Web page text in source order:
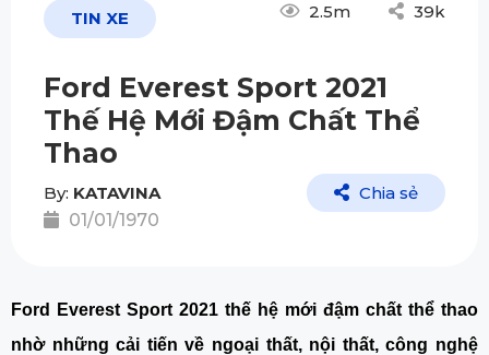
TIN XE 2.5m 39k
Ford Everest Sport 2021
Thế Hệ Mới Đậm Chất Thể
Thao
By: KATAVINA
01/01/1970
Chia sẻ
Ford Everest Sport 2021 thế hệ mới đậm chất thể thao
nhờ những cải tiến về ngoại thất, nội thất, công nghệ